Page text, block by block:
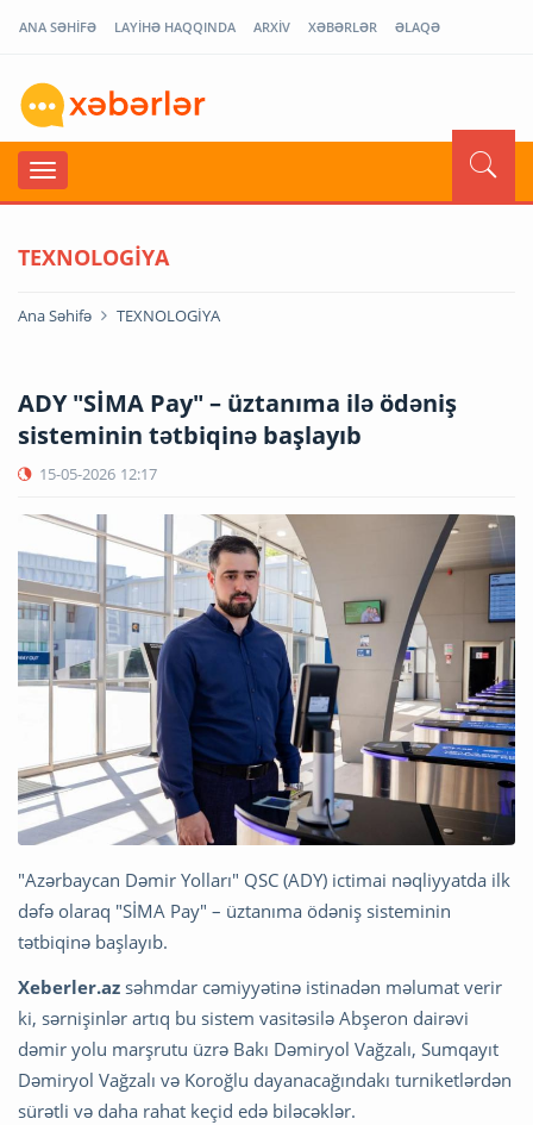
ANA SƏHİFƏ LAYİHƏ HAQQINDA ARXİV XƏBƏRLƏR ƏLAQƏ
TEXNOLOGİYA
Ana Səhifə TEXNOLOGİYA
ADY "SİMA Pay" – üztanıma ilə ödəniş
sisteminin tətbiqinə başlayıb
15-05-2026 12:17
"Azərbaycan Dəmir Yolları" QSC (ADY) ictimai nəqliyyatda ilk
dəfə olaraq "SİMA Pay" – üztanıma ödəniş sisteminin
tətbiqinə başlayıb.
Xeberler.az səhmdar cəmiyyətinə istinadən məlumat verir
ki, sərnişinlər artıq bu sistem vasitəsilə Abşeron dairəvi
dəmir yolu marşrutu üzrə Bakı Dəmiryol Vağzalı, Sumqayıt
Dəmiryol Vağzalı və Koroğlu dayanacağındakı turniketlərdən
sürətli və daha rahat keçid edə biləcəklər.